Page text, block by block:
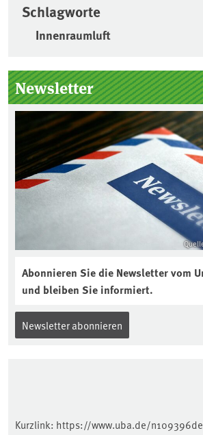
Schlagworte
Innenraumluft
Seitenleiste
Newsletter
Abonnieren Sie die Newsletter vom
und bleiben Sie informiert.
Newsletter abonnieren
Kurzlink: https://www.uba.de/n109396de